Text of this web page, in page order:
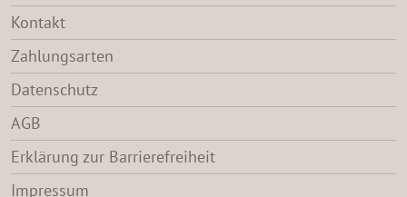
Kontakt
Zahlungsarten
Datenschutz
AGB
Erklärung zur Barrierefreiheit
Impressum